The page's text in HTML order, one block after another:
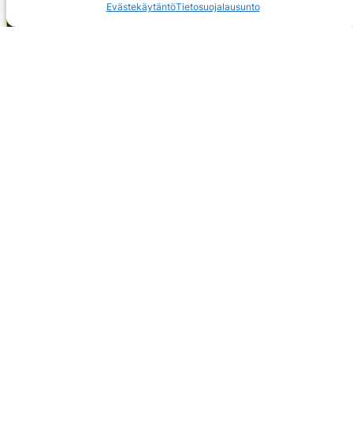
EvästekäytäntöTietosuojalausunto
OTA YHTEYTTÄ